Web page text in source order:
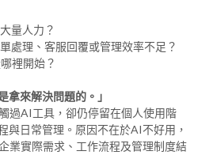
量人力？
處理、客服回覆或管理效率不足？
裡開始？
拿來解決問題的。」
過AI工具，卻仍停留在個人使用階
與日常管理。原因不在於AI不好用，
業實際需求、工作流程及管理制度結